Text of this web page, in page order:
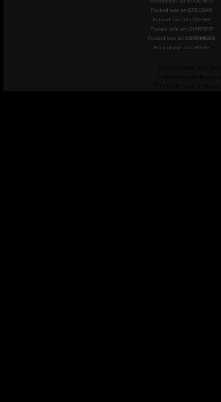
Foulard soie art BRESSAN
Foulard soie art CADENE
Foulard soie art CHARRIER
Foulard soie art COROMINAS
Foulard soie art CRISSE